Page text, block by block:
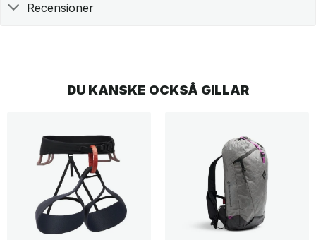
Recensioner
DU KANSKE OCKSÅ GILLAR